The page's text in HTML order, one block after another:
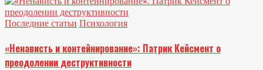
Последние статьи Психология
«Ненависть и контейнирование»: Патрик Кейсмент о
преодолении деструктивности